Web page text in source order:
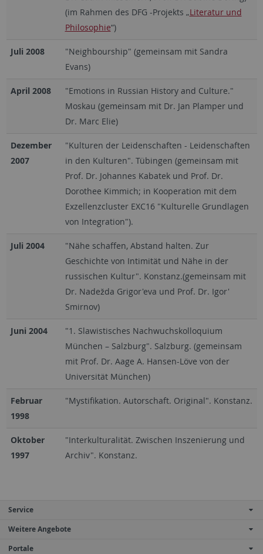
(im Rahmen des DFG -Projekts „Literatur und
Philosophie“)
Juli 2008
"Neighbourship" (gemeinsam mit Sandra
Evans)
April 2008
"Emotions in Russian History and Culture."
Moskau (gemeinsam mit Dr. Jan Plamper und
Dr. Marc Elie)
Dezember
2007
"Kulturen der Leidenschaften - Leidenschaften
in den Kulturen". Tübingen (gemeinsam mit
Prof. Dr. Johannes Kabatek und Prof. Dr.
Dorothee Kimmich; in Kooperation mit dem
Exzellenzcluster EXC16 "Kulturelle Grundlagen
von Integration").
Juli 2004
"Nähe schaffen, Abstand halten. Zur
Geschichte von Intimität und Nähe in der
russischen Kultur". Konstanz.(gemeinsam mit
Dr. Nadežda Grigor'eva und Prof. Dr. Igor'
Smirnov)
Juni 2004
"1. Slawistisches Nachwuchskolloquium
München – Salzburg". Salzburg. (gemeinsam
mit Prof. Dr. Aage A. Hansen-Löve von der
Universität München)
Februar
1998
"Mystifikation. Autorschaft. Original". Konstanz.
Oktober
1997
"Interkulturalität. Zwischen Inszenierung und
Archiv". Konstanz.
Service
Weitere Angebote
Portale